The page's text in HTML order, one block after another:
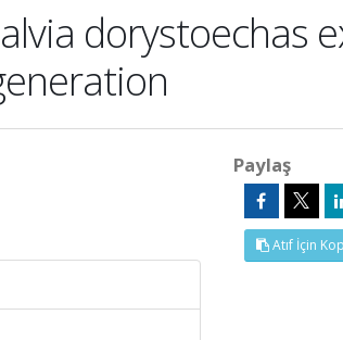
dorystoechas
Paylaş
Atıf İçin